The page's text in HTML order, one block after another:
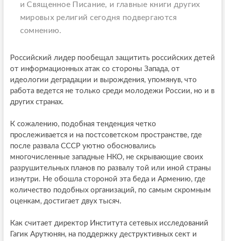
и Священное Писание, и главные книги других
мировых религий сегодня подвергаются
сомнению.
Российский лидер пообещал защитить российских детей
от информационных атак со стороны Запада, от
идеологии деградации и вырождения, упомянув, что
работа ведется не только среди молодежи России, но и в
других странах.
К сожалению, подобная тенденция четко
прослеживается и на постсоветском пространстве, где
после развала СССР уютно обосновались
многочисленные западные НКО, не скрывающие своих
разрушительных планов по развалу той или иной страны
изнутри. Не обошла стороной эта беда и Армению, где
количество подобных организаций, по самым скромным
оценкам, достигает двух тысяч.
Как считает директор Института сетевых исследований
Гагик Арутюнян, на поддержку деструктивных сект и